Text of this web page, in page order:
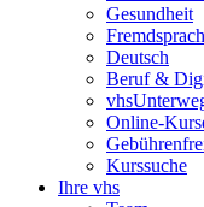
Gesundheit
Deutsch
Beruf &
Online-
Kurssuche
Ihre vhs